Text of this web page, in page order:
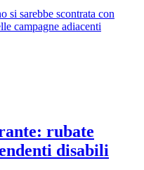
si sarebbe scontrata con
campagne adiacenti
rubate
disabili